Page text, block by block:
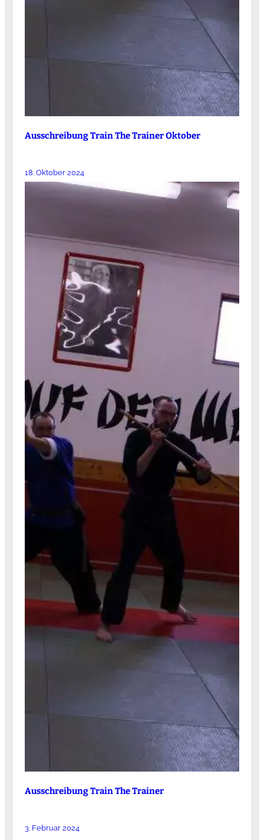
Ausschreibung Train The Trainer Oktober
18. Oktober 2024
Ausschreibung Train The Trainer
3. Februar 2024